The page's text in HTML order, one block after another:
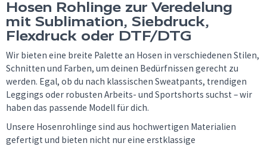
Hosen Rohlinge zur Veredelung
mit Sublimation, Siebdruck,
Flexdruck oder DTF/DTG
Wir bieten eine breite Palette an Hosen in verschiedenen Stilen,
Schnitten und Farben, um deinen Bedürfnissen gerecht zu
werden. Egal, ob du nach klassischen Sweatpants, trendigen
Leggings oder robusten Arbeits- und Sportshorts suchst – wir
haben das passende Modell für dich.
Unsere Hosenrohlinge sind aus hochwertigen Materialien
gefertigt und bieten nicht nur eine erstklassige